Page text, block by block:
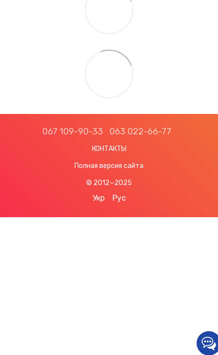
067 109-90-33 063 022-66-77
КОНТАКТЫ
Полная версия сайта
© 2012—2025
Укр Рус